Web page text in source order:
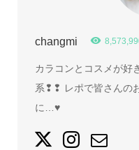
changmi
カラコンとコスメが好
系❢❢ レポで皆さんの
に…♥